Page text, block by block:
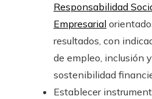
Responsabilidad
Empresarial
resultados, con
de empleo, inclusión y
sostenibilidad
Establecer